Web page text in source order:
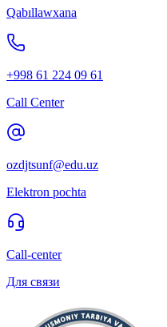
Qabıllawxana
+998 61 224 09 61
Call Center
ozdjtsunf@edu.uz
Elektron pochta
Call-center
Для связи